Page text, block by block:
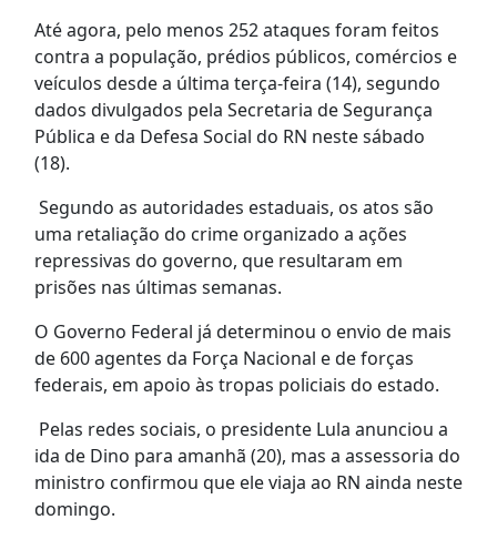
Até agora, pelo menos 252 ataques foram feitos
contra a população, prédios públicos, comércios e
veículos desde a última terça-feira (14), segundo
dados divulgados pela Secretaria de Segurança
Pública e da Defesa Social do RN neste sábado
(18).
Segundo as autoridades estaduais, os atos são
uma retaliação do crime organizado a ações
repressivas do governo, que resultaram em
prisões nas últimas semanas.
O Governo Federal já determinou o envio de mais
de 600 agentes da Força Nacional e de forças
federais, em apoio às tropas policiais do estado.
Pelas redes sociais, o presidente Lula anunciou a
ida de Dino para amanhã (20), mas a assessoria do
ministro confirmou que ele viaja ao RN ainda neste
domingo.